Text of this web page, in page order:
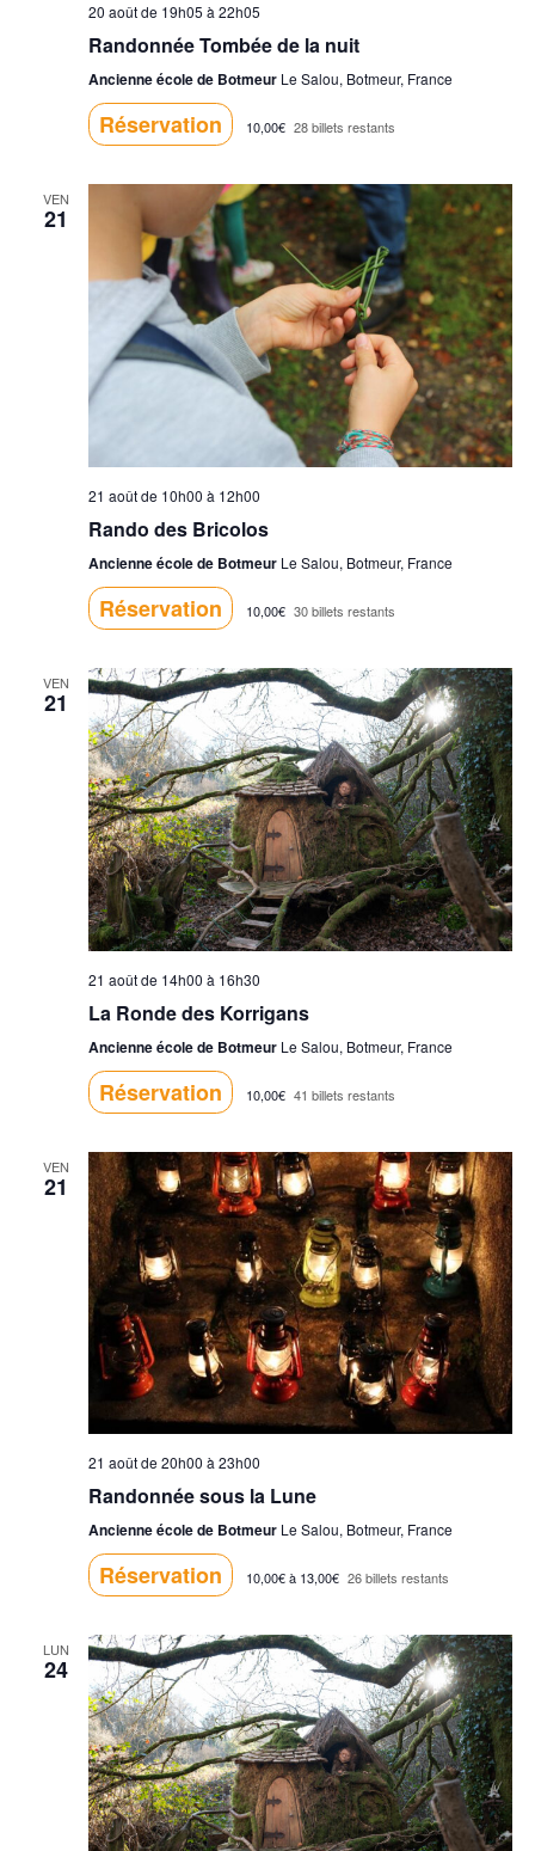
e
n
t
s
20 août de 19h05 à 22h05
Randonnée Tombée de la nuit
Ancienne école de Botmeur Le Salou, Botmeur, France
Réservation 10,00€ 28 billets restants
VEN
21
21 août de 10h00 à 12h00
Rando des Bricolos
Ancienne école de Botmeur Le Salou, Botmeur, France
Réservation 10,00€ 30 billets restants
VEN
21
21 août de 14h00 à 16h30
La Ronde des Korrigans
Ancienne école de Botmeur Le Salou, Botmeur, France
Réservation 10,00€ 41 billets restants
VEN
21
21 août de 20h00 à 23h00
Randonnée sous la Lune
Ancienne école de Botmeur Le Salou, Botmeur, France
Réservation 10,00€ à 13,00€ 26 billets restants
LUN
24